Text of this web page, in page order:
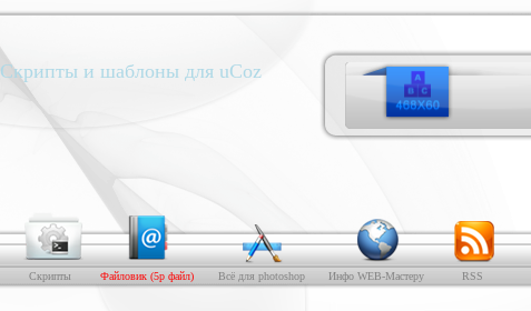
Скрипты и шаблоны для uCoz
Скрипты Файловик (5р файл) Всё для photoshop Инфо WEB-Мастеру RSS